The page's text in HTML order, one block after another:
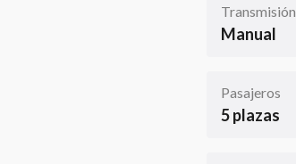
Transmisión
Manual
Pasajeros
5 plazas